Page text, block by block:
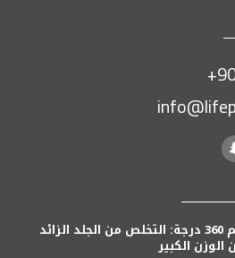
شد الجسم 360 درجة: التخلص من الجلد الزائد
الوزن الكبير